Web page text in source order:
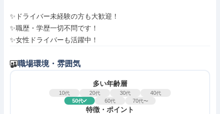
✨ドライバー未経験の方も大歓迎！
✨職歴・学歴一切不問です！
✨女性ドライバーも活躍中！
職場環境・雰囲気
多い年齢層
10代 20代 30代 40代
50代 60代 70代〜
特徴・ポイント